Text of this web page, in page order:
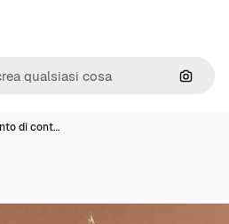
Cerca
di cont…